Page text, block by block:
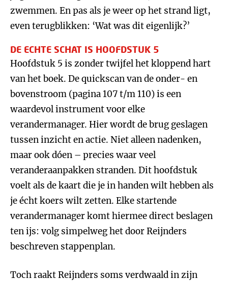
zwemmen. En pas als je weer op het strand ligt,
even terugblikken: ‘Wat was dit eigenlijk?’
DE ECHTE SCHAT IS HOOFDSTUK 5
Hoofdstuk 5 is zonder twijfel het kloppend hart
van het boek. De quickscan van de onder- en
bovenstroom (pagina 107 t/m 110) is een
waardevol instrument voor elke
verandermanager. Hier wordt de brug geslagen
tussen inzicht en actie. Niet alleen nadenken,
maar ook dóen – precies waar veel
veranderaanpakken stranden. Dit hoofdstuk
voelt als de kaart die je in handen wilt hebben als
je écht koers wilt zetten. Elke startende
verandermanager komt hiermee direct beslagen
ten ijs: volg simpelweg het door Reijnders
beschreven stappenplan.
Toch raakt Reijnders soms verdwaald in zijn